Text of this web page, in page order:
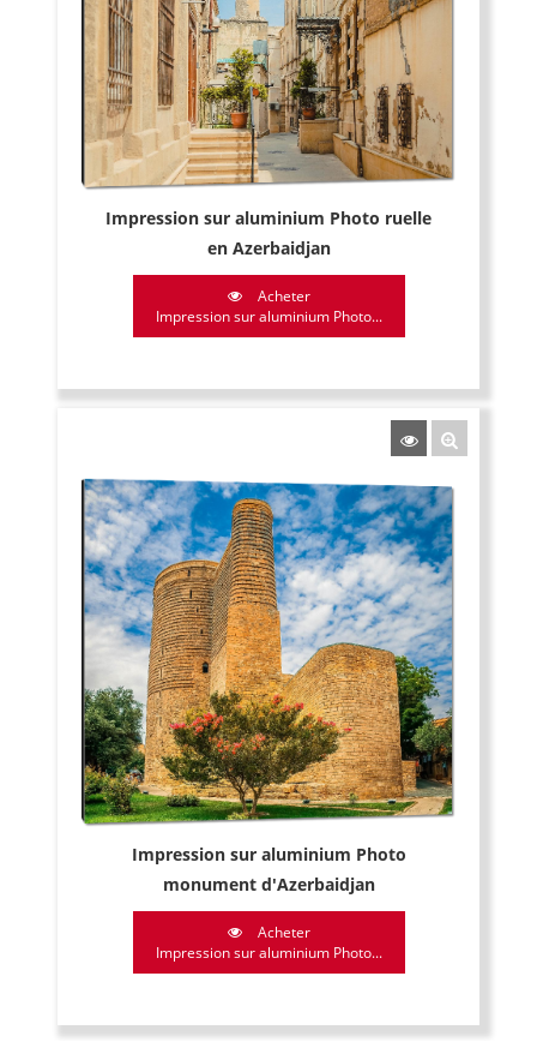
Impression sur aluminium Photo ruelle
en Azerbaidjan
Acheter
Impression sur aluminium Photo...
Impression sur aluminium Photo
monument d'Azerbaidjan
Acheter
Impression sur aluminium Photo...